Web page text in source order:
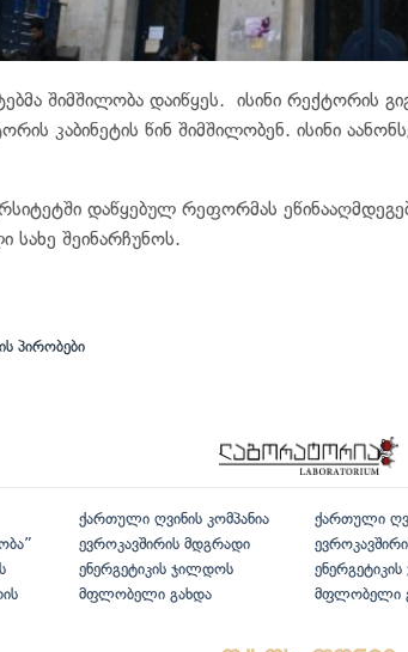
შიმშილობა დაიწყეს. ისინი რექტორის
კაბინეტის წინ შიმშილობენ. ისინი
დაწყებულ რეფორმას
სახე შეინარჩუნოს.
პირობები
ქართული ღვინის კომპანია
ევროკავშირის მდგრადი
ენერგეტიკის ჯილდოს
მფლობელი გახდა
ქართული
მფლობელი